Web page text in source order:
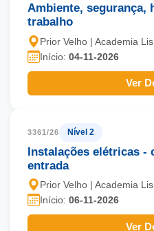
Ambiente, segurança,
trabalho
Prior Velho | Academia
Início: 04-11-2026
Ver
3361/26 Nível 2
Instalações elétricas -
entrada
Prior Velho | Academia
Início: 06-11-2026
Ver